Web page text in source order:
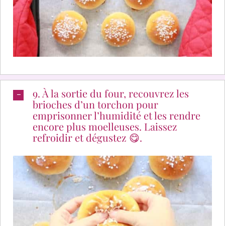
9. À la sortie du four, recouvrez les
brioches d’un torchon pour
emprisonner l’humidité et les rendre
encore plus moelleuses. Laissez
refroidir et dégustez 😋.